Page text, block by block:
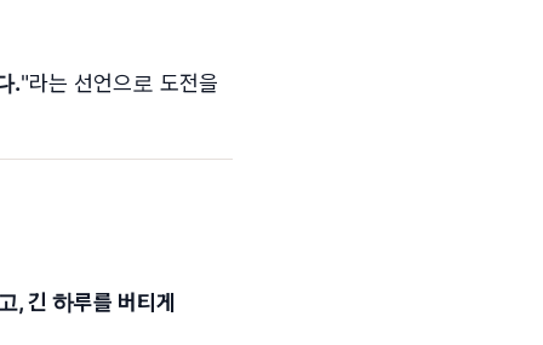
."라는 선언으로 도전을
, 긴 하루를 버티게